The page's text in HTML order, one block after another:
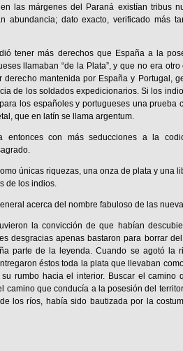
las márgenes del Paraná existían tribus
abundancia; dato exacto, verificado más
tener más derechos que España a la
llamaban “de la Plata”, y que no era otro
mantenida por España y Portugal,
de los soldados expedicionarios. Si los
los españoles y portugueses una prueba
que en latín se llama argentum.
entonces con más seducciones a la
únicas riquezas, una onza de plata y una
de los indios.
acerca del nombre fabuloso de las
la convicción de que habían
desgracias apenas bastaron para borrar
parte de la leyenda. Cuando se agotó la
éstos toda la plata que llevaban
rumbo hacia el interior. Buscar el camino
camino que conducía a la posesión del
los ríos, había sido bautizada por la